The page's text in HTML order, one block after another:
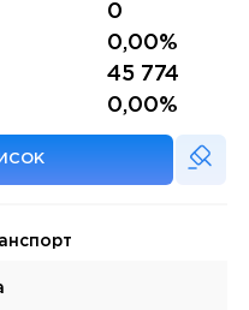
0
0,00%
45 774
0,00%